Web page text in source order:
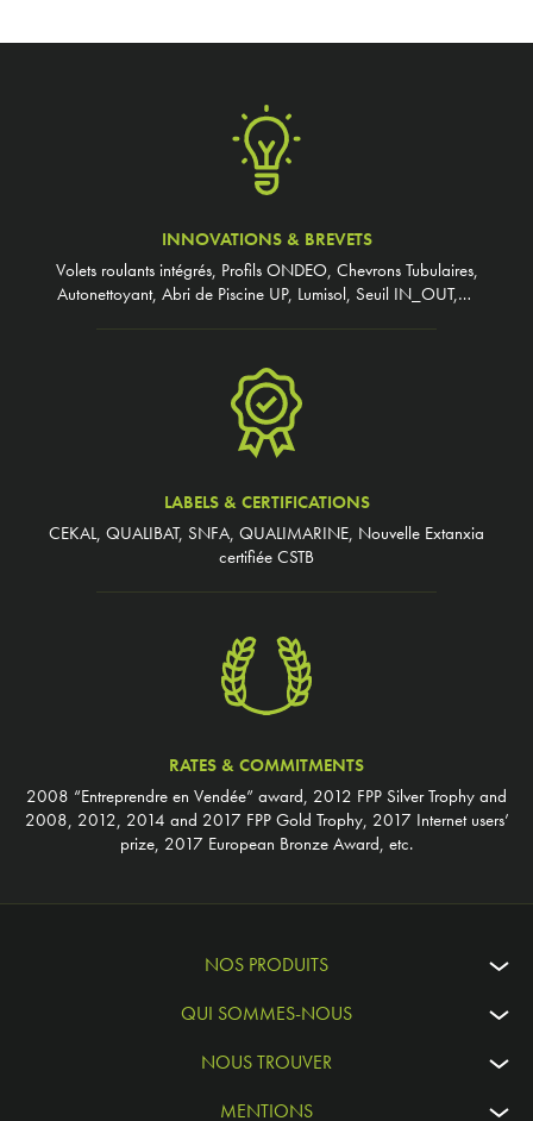
INNOVATIONS & BREVETS
Volets roulants intégrés, Profils ONDEO, Chevrons Tubulaires,
Autonettoyant, Abri de Piscine UP, Lumisol, Seuil IN_OUT,…
LABELS & CERTIFICATIONS
CEKAL, QUALIBAT, SNFA, QUALIMARINE, Nouvelle Extanxia
certifiée CSTB
RATES & COMMITMENTS
2008 “Entreprendre en Vendée” award, 2012 FPP Silver Trophy and
2008, 2012, 2014 and 2017 FPP Gold Trophy, 2017 Internet users’
prize, 2017 European Bronze Award, etc.
NOS PRODUITS
QUI SOMMES-NOUS
NOUS TROUVER
MENTIONS